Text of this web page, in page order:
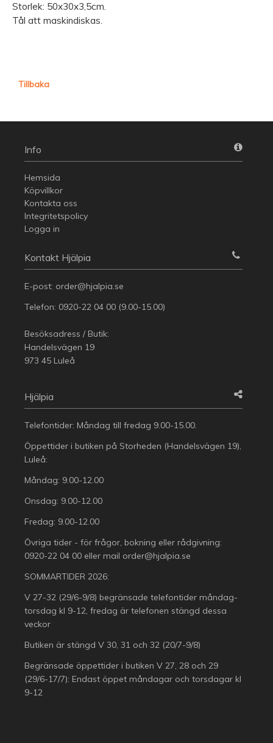
Storlek: 50x30x3,5cm.
Tål att maskindiskas.
Tillbaka
Info
Hemsida
Köpvillkor
Kontakta oss
Integritetspolicy
Logga in
Kontakt Hjälpia
E-post: order@hjalpia.se
Telefon: 0920-22 04 00 (9.00-15.00)
Besöksadress / Butik:
Handelsvägen 19
973 45 Luleå
Hjälpia
Telefontider: Måndag till fredag 9.00-15.00.
Öppettider i butiken på Storheden (Handelsvägen 19),
Luleå:
Måndag: 9.00-12.00
Onsdag: 9.00-12.00
Fredag: 9.00-12.00
Övriga tider - för frågor, bokning eller rådgivning:
0920-22 04 00 eller mail order@hjalpia.se
SOMMARTIDER 2026:
V 27-32 (29/6-9/8) begränsade telefontider måndag-
torsdag kl 9-12, fredag är telefonen stängd dessa
veckor
Butiken är stängd V 30, 31 och 32 (20/7-9/8)
Begränsade öppettider i butiken V 27, 28 och 29
(29/6-17/7): Endast öppet måndagar och torsdagar kl
9-12